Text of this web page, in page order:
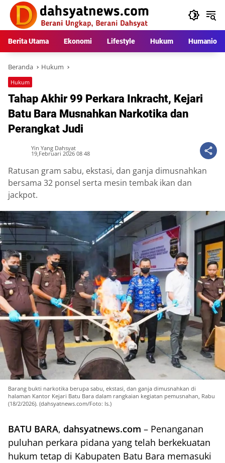
Langsung
konten
Berita Utama Ekonomi Lifestyle Hukum Humaniora
Beranda Hukum
Hukum
Tahap Akhir 99 Perkara Inkracht, Kejari
Batu Bara Musnahkan Narkotika dan
Perangkat Judi
Yin Yang Dahsyat
19,Februari 2026 08 48
Ratusan gram sabu, ekstasi, dan ganja dimusnahkan
bersama 32 ponsel serta mesin tembak ikan dan
jackpot.
Barang bukti narkotika berupa sabu, ekstasi, dan ganja dimusnahkan di
halaman Kantor Kejari Batu Bara dalam rangkaian kegiatan pemusnahan, Rabu
(18/2/2026). (dahsyatnews.com/Foto: Is.)
BATU BARA, dahsyatnews.com – Penanganan
puluhan perkara pidana yang telah berkekuatan
hukum tetap di Kabupaten Batu Bara memasuki